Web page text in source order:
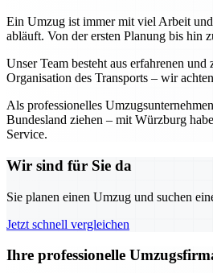
Ein Umzug ist immer mit viel Arbeit
abläuft. Von der ersten Planung bis hin
Unser Team besteht aus erfahrenen
Organisation des Transports – wir
Als professionelles
Bundesland ziehen – mit Würzburg
Service.
Wir sind für Sie da
Sie planen einen Umzug und suchen
Jetzt schnell vergleichen
Ihre professionelle